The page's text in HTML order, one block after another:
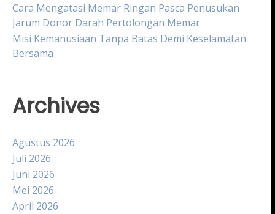
Cara Mengatasi Memar Ringan Pasca Penusukan
Jarum Donor Darah Pertolongan Memar
Misi Kemanusiaan Tanpa Batas Demi Keselamatan
Bersama
Archives
Agustus 2026
Juli 2026
Juni 2026
Mei 2026
April 2026